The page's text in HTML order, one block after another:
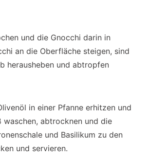
und die Gnocchi darin in
an die Oberfläche steigen, sind
herausheben und abtropfen
in einer Pfanne erhitzen und
abtrocknen und die
und Basilikum zu den
und servieren.